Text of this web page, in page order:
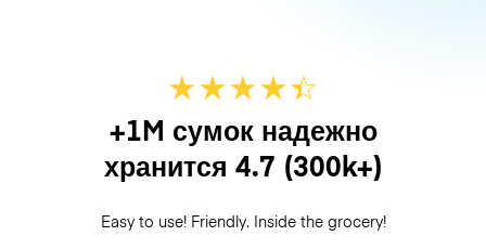
★★★★☆
★
+1M сумок надежно
хранится 4.7 (300k+)
Easy to use! Friendly. Inside the grocery!